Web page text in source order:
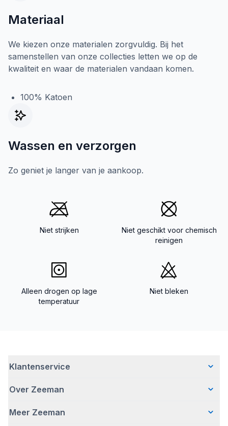
Materiaal
We kiezen onze materialen zorgvuldig. Bij het
samenstellen van onze collecties letten we op de
kwaliteit en waar de materialen vandaan komen.
100% Katoen
Wassen en verzorgen
Zo geniet je langer van je aankoop.
Niet strijken
Niet geschikt voor chemisch
reinigen
Alleen drogen op lage
temperatuur
Niet bleken
Klantenservice
Veelgestelde vragen
Bezorgen
Over Zeeman
Wie wij zijn
Meer Zeeman